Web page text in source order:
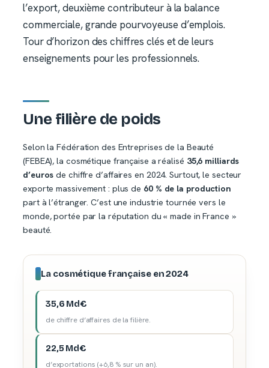
l’export, deuxième contributeur à la balance
commerciale, grande pourvoyeuse d’emplois.
Tour d’horizon des chiffres clés et de leurs
enseignements pour les professionnels.
Une filière de poids
Selon la Fédération des Entreprises de la Beauté
(FEBEA), la cosmétique française a réalisé 35,6 milliards
d’euros de chiffre d’affaires en 2024. Surtout, le secteur
exporte massivement : plus de 60 % de la production
part à l’étranger. C’est une industrie tournée vers le
monde, portée par la réputation du « made in France »
beauté.
La cosmétique française en 2024
35,6 Md€
de chiffre d’affaires de la filière.
22,5 Md€
d’exportations (+6,8 % sur un an).